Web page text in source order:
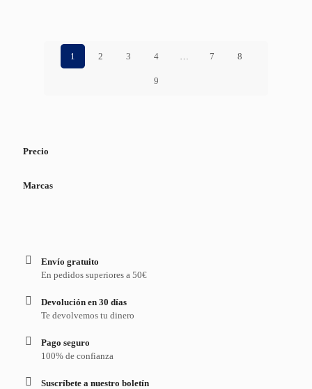
1 2 3 4 … 7 8
9
Precio
Marcas
Envío gratuito
En pedidos superiores a 50€
Devolución en 30 días
Te devolvemos tu dinero
Pago seguro
100% de confianza
Suscríbete a nuestro boletín